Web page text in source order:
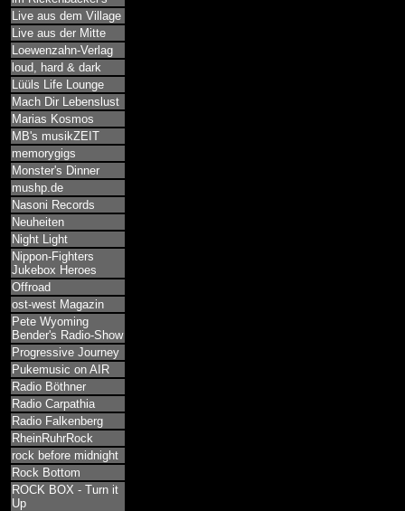
Live aus dem Village
Live aus der Mitte
Loewenzahn-Verlag
loud, hard & dark
Lüüls Life Lounge
Mach Dir Lebenslust
Marias Kosmos
MB's musikZEIT
memorygigs
Monster's Dinner
mushp.de
Nasoni Records
Neuheiten
Night Light
Nippon-Fighters
Jukebox Heroes
Offroad
ost-west Magazin
Pete Wyoming
Bender's Radio-Show
Progressive Journey
Pukemusic on AIR
Radio Böthner
Radio Carpathia
Radio Falkenberg
RheinRuhrRock
rock before midnight
Rock Bottom
ROCK BOX - Turn it
Up